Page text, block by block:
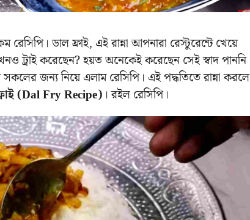
ডাল ফ্রাই, এই রান্না আপনারা রেস্টুরেন্টে খেয়ে
ট্রাই করেছেন? হয়ত অনেকেই করেছেন সেই স্বাদ পাননি
জন্য নিয়ে এলাম রেসিপি। এই পদ্ধতিতে রান্না করলে
(Dal Fry Recipe) । রইল রেসিপি।